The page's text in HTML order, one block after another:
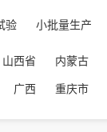
验 小批量生产
山西省 内蒙古
广西 重庆市